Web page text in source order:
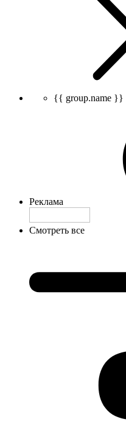
{{ group.name }}
Реклама
Смотреть все